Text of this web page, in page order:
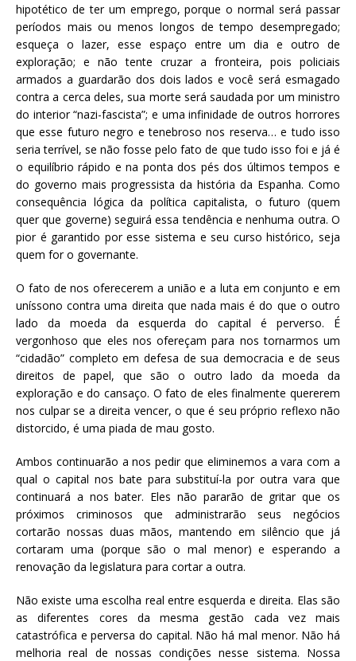
hipotético de ter um emprego, porque o normal será passar
períodos mais ou menos longos de tempo desempregado;
esqueça o lazer, esse espaço entre um dia e outro de
exploração; e não tente cruzar a fronteira, pois policiais
armados a guardarão dos dois lados e você será esmagado
contra a cerca deles, sua morte será saudada por um ministro
do interior “nazi-fascista”; e uma infinidade de outros horrores
que esse futuro negro e tenebroso nos reserva… e tudo isso
seria terrível, se não fosse pelo fato de que tudo isso foi e já é
o equilíbrio rápido e na ponta dos pés dos últimos tempos e
do governo mais progressista da história da Espanha. Como
consequência lógica da política capitalista, o futuro (quem
quer que governe) seguirá essa tendência e nenhuma outra. O
pior é garantido por esse sistema e seu curso histórico, seja
quem for o governante.
O fato de nos oferecerem a união e a luta em conjunto e em
uníssono contra uma direita que nada mais é do que o outro
lado da moeda da esquerda do capital é perverso. É
vergonhoso que eles nos ofereçam para nos tornarmos um
“cidadão” completo em defesa de sua democracia e de seus
direitos de papel, que são o outro lado da moeda da
exploração e do cansaço. O fato de eles finalmente quererem
nos culpar se a direita vencer, o que é seu próprio reflexo não
distorcido, é uma piada de mau gosto.
Ambos continuarão a nos pedir que eliminemos a vara com a
qual o capital nos bate para substituí-la por outra vara que
continuará a nos bater. Eles não pararão de gritar que os
próximos criminosos que administrarão seus negócios
cortarão nossas duas mãos, mantendo em silêncio que já
cortaram uma (porque são o mal menor) e esperando a
renovação da legislatura para cortar a outra.
Não existe uma escolha real entre esquerda e direita. Elas são
as diferentes cores da mesma gestão cada vez mais
catastrófica e perversa do capital. Não há mal menor. Não há
melhoria real de nossas condições nesse sistema. Nossa